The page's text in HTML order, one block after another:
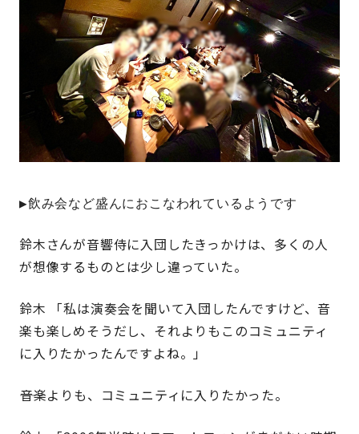
▶飲み会など盛んにおこなわれているようです
鈴木さんが音響侍に入団したきっかけは、多くの人
が想像するものとは少し違っていた。
鈴木 「私は演奏会を聞いて入団したんですけど、音
楽も楽しめそうだし、それよりもこのコミュニティ
に入りたかったんですよね。」
――音楽よりも、コミュニティに入りたかった。